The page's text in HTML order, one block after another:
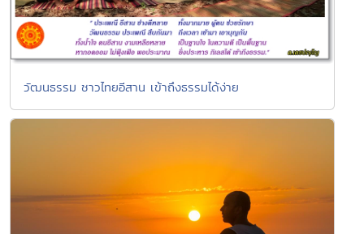
วัฒนธรรม ชาวไทยอีสาน เข้าถึงธรรมได้ง่าย